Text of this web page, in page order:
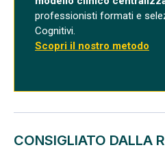
professionisti formati e
Cognitivi.
Scopri il nostro metodo
CONSIGLIATO DALLA